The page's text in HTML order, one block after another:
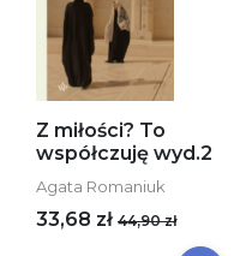
Z miłości? To
współczuję wyd.2
Agata Romaniuk
33,68 zł 44,90 zł